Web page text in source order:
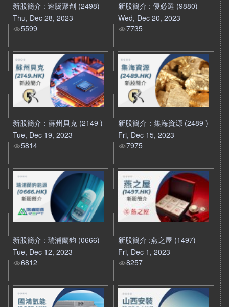
新股簡介 : 速騰聚創 (2498)
Thu, Dec 28, 2023
5599
新股簡介 : 優必選 (9880)
Wed, Dec 20, 2023
7735
新股簡介：蘇州貝克 (2149 )
Tue, Dec 19, 2023
5814
新股簡介：集海資源 (2489 )
Fri, Dec 15, 2023
7975
新股簡介 : 瑞浦蘭鈞 (0666)
Tue, Dec 12, 2023
6812
新股簡介 :燕之屋 (1497)
Fri, Dec 1, 2023
8257